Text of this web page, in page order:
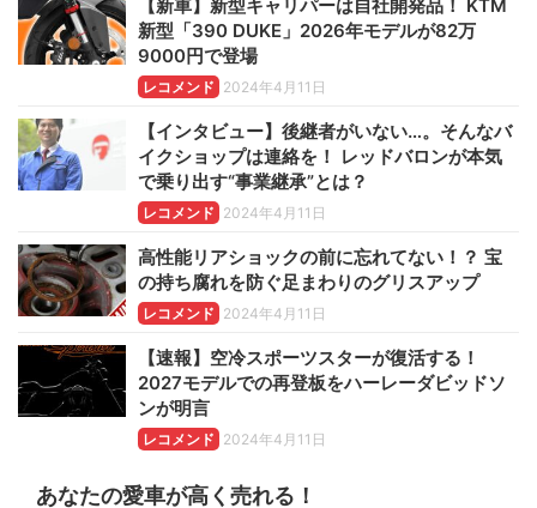
【新車】新型キャリパーは自社開発品！ KTM
新型「390 DUKE」2026年モデルが82万
9000円で登場
レコメンド 2024年4月11日
【インタビュー】後継者がいない…。そんなバ
イクショップは連絡を！ レッドバロンが本気
で乗り出す“事業継承”とは？
レコメンド 2024年4月11日
高性能リアショックの前に忘れてない！？ 宝
の持ち腐れを防ぐ足まわりのグリスアップ
レコメンド 2024年4月11日
【速報】空冷スポーツスターが復活する！
2027モデルでの再登板をハーレーダビッドソ
ンが明言
レコメンド 2024年4月11日
あなたの愛車が高く売れる！